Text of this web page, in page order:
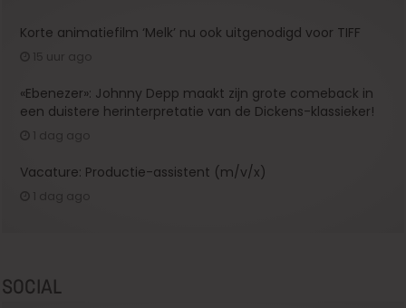
Korte animatiefilm ‘Melk’ nu ook uitgenodigd voor TIFF
15 uur ago
«Ebenezer»: Johnny Depp maakt zijn grote comeback in
een duistere herinterpretatie van de Dickens-klassieker!
1 dag ago
Vacature: Productie-assistent (m/v/x)
1 dag ago
SOCIAL